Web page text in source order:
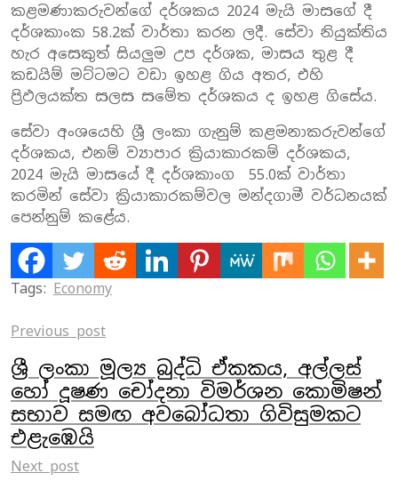
කළමණාකරුවන්ගේ දර්ශකය 2024 මැයි මාසගේ දී
දර්ශකාංක 58.2ක් වාර්තා කරන ලදී. සේවා නියුක්තිය
හැර අසෙකුත් සියලුම උප දර්ශක, මාසය තුළ දී
කඩයිම් මට්ටමට වඩා ඉහළ ගිය අතර, එහි
ප්‍රිඵලයක්ත සලස සමේත දර්ශකය ද ඉහළ ගිසේය.
සේවා අංශයෙහි ශ්‍රී ලංකා ගැනුම් කළමනාකරුවන්ගේ
දර්ශකය, එනම් ව්‍යාපාර ක්‍රියාකාරකම් දර්ශකය,
2024 මැයි මාසයේ දී දර්ශකාංග 55.0ක් වාර්තා
කරමින් සේවා ක්‍රියාකාරකම්වල මන්දගාමී වර්ධනයක්
පෙන්නුම් කළේය.
Tags: Economy
Previous post
ශ්‍රී ලංකා මූල්‍ය බුද්ධි ඒකකය, අල්ලස්
හෝ දූෂණ චෝදනා විමර්ශන කොමිෂන්
සභාව සමඟ අවබෝධතා ගිවිසුමකට
එළැඹෙයි
Next post